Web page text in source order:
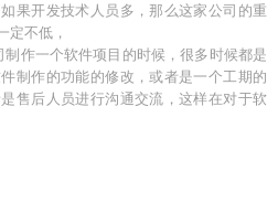
果开发技术人员多，那么这家公司的重
定不低，
作一个软件项目的时候，很多时候都是
制作的功能的修改，或者是一个工期的
售后人员进行沟通交流，这样在对于软